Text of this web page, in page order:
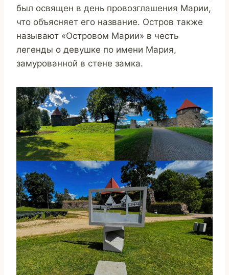
был освящен в день провозглашения Марии,
что объясняет его название. Остров также
называют «Островом Марии» в честь
легенды о девушке по имени Мария,
замурованной в стене замка.